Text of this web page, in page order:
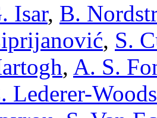
Isar, B.
, S.
, A. S.
Lederer-Woods